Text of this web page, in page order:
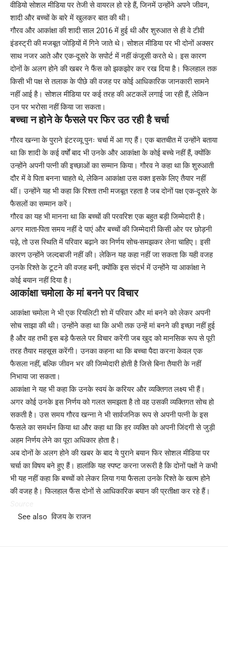
वीडियो सोशल मीडिया पर तेजी से वायरल हो रहे हैं, जिनमें उन्होंने अपने जीवन,
शादी और बच्चों के बारे में खुलकर बात की थी।
गौरव और आकांक्षा की शादी साल 2016 में हुई थी और शुरुआत से ही वे टीवी
इंडस्ट्री की मजबूत जोड़ियों में गिने जाते थे। सोशल मीडिया पर भी दोनों अक्सर
साथ नजर आते और एक-दूसरे के सपोर्ट में नहीं कंजूसी करते थे। इस कारण
दोनों के अलग होने की खबर ने फैंस को झकझोर कर रख दिया है। फिलहाल तक
किसी भी पक्ष से तलाक के पीछे की वजह पर कोई आधिकारिक जानकारी सामने
नहीं आई है। सोशल मीडिया पर कई तरह की अटकलें लगाई जा रही हैं, लेकिन
उन पर भरोसा नहीं किया जा सकता।
बच्चा न होने के फैसले पर फिर उठ रही है चर्चा
गौरव खन्ना के पुराने इंटरव्यू पुनः चर्चा में आ गए हैं। एक बातचीत में उन्होंने बताया
था कि शादी के कई वर्षों बाद भी उनके और आकांक्षा के कोई बच्चे नहीं हैं, क्योंकि
उन्होंने अपनी पत्नी की इच्छाओं का सम्मान किया। गौरव ने कहा था कि शुरुआती
दौर में वे पिता बनना चाहते थे, लेकिन आकांक्षा उस वक्त इसके लिए तैयार नहीं
थीं। उन्होंने यह भी कहा कि रिश्ता तभी मजबूत रहता है जब दोनों पक्ष एक-दूसरे के
फैसलों का सम्मान करें।
गौरव का यह भी मानना था कि बच्चों की परवरिश एक बहुत बड़ी जिम्मेदारी है।
अगर माता-पिता समय नहीं दे पाएं और बच्चों की जिम्मेदारी किसी ओर पर छोड़नी
पड़े, तो उस स्थिति में परिवार बढ़ाने का निर्णय सोच-समझकर लेना चाहिए। इसी
कारण उन्होंने जल्दबाजी नहीं की। लेकिन यह कहा नहीं जा सकता कि यही वजह
उनके रिश्ते के टूटने की वजह बनी, क्योंकि इस संदर्भ में उन्होंने या आकांक्षा ने
कोई बयान नहीं दिया है।
आकांक्षा चमोला के मां बनने पर विचार
आकांक्षा चमोला ने भी एक रियलिटी शो में परिवार और मां बनने को लेकर अपनी
सोच साझा की थी। उन्होंने कहा था कि अभी तक उन्हें मां बनने की इच्छा नहीं हुई
है और वह तभी इस बड़े फैसले पर विचार करेंगी जब खुद को मानसिक रूप से पूरी
तरह तैयार महसूस करेंगी। उनका कहना था कि बच्चा पैदा करना केवल एक
फैसला नहीं, बल्कि जीवन भर की जिम्मेदारी होती है जिसे बिना तैयारी के नहीं
निभाया जा सकता।
आकांक्षा ने यह भी कहा कि उनके स्वयं के करियर और व्यक्तिगत लक्ष्य भी हैं।
अगर कोई उनके इस निर्णय को गलत समझता है तो वह उसकी व्यक्तिगत सोच हो
सकती है। उस समय गौरव खन्ना ने भी सार्वजनिक रूप से अपनी पत्नी के इस
फैसले का समर्थन किया था और कहा था कि हर व्यक्ति को अपनी जिंदगी से जुड़ी
अहम निर्णय लेने का पूरा अधिकार होता है।
अब दोनों के अलग होने की खबर के बाद ये पुराने बयान फिर सोशल मीडिया पर
चर्चा का विषय बने हुए हैं। हालांकि यह स्पष्ट करना जरूरी है कि दोनों पक्षों ने कभी
भी यह नहीं कहा कि बच्चों को लेकर लिया गया फैसला उनके रिश्ते के खत्म होने
की वजह है। फिलहाल फैंस दोनों से आधिकारिक बयान की प्रतीक्षा कर रहे हैं।
See also विजय के राजन